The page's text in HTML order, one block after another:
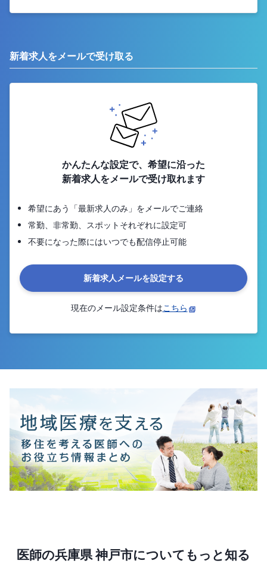
新着求人をメールで受け取る
かんたんな設定で、希望に沿った
新着求人をメールで受け取れます
希望にあう「最新求人のみ」をメールでご連絡
常勤、非常勤、スポットそれぞれに設定可
不要になった際にはいつでも配信停止可能
新着求人メールを設定する
現在のメール設定条件はこちら
医師の兵庫県 神戸市についてもっと知る